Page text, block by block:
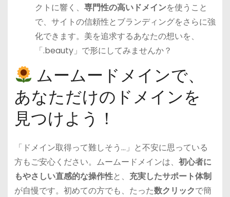
クトに響く、 専門性の高いドメインを使うこと
で、サイトの信頼性とブランディングをさらに強
化できます。美を追求するあなたの想いを、
「.beauty」で形にしてみませんか？
ムームードメインで、
あなただけのドメインを
見つけよう！
「ドメイン取得って難しそう…」と不安に思っている
方もご安心ください。ムームードメインは、 初心者に
もやさしい直感的な操作性と、 充実したサポート体制
が自慢です。初めての方でも、たった数クリックで簡